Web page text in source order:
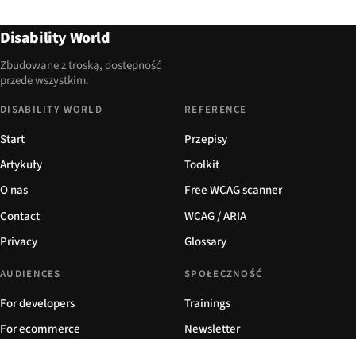
Disability World
Zbudowane z troską, dostępność
przede wszystkim.
DISABILITY WORLD
Start
Artykuły
O nas
Contact
Privacy
REFERENCE
Przepisy
Toolkit
Free WCAG scanner
WCAG / ARIA
Glossary
AUDIENCES
For developers
For ecommerce
SPOŁECZNOŚĆ
Trainings
Newsletter